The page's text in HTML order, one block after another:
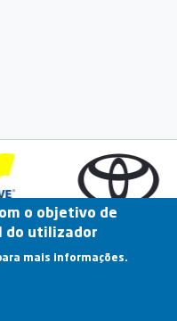
Arquivo
|
o objetivo de
do utilizador
mais informações.